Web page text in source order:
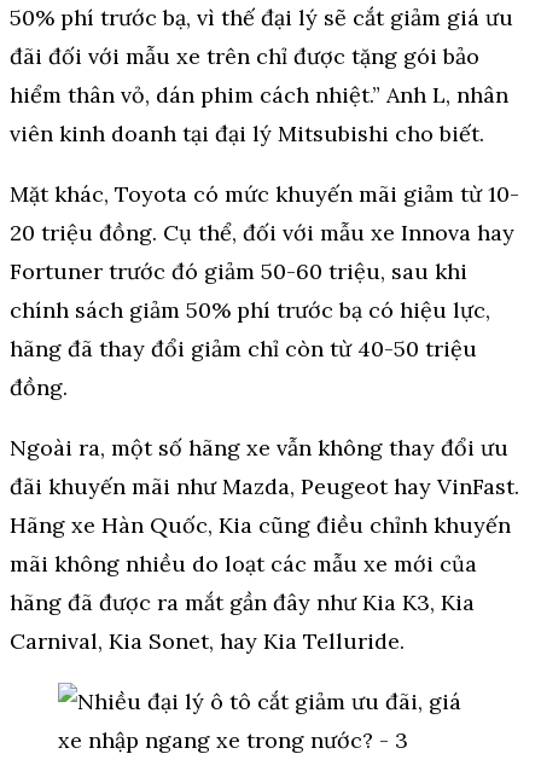
50% phí trước bạ, vì thế đại lý sẽ cắt giảm giá ưu
đãi đối với mẫu xe trên chỉ được tặng gói bảo
hiểm thân vỏ, dán phim cách nhiệt.” Anh L, nhân
viên kinh doanh tại đại lý Mitsubishi cho biết.
Mặt khác, Toyota có mức khuyến mãi giảm từ 10-
20 triệu đồng. Cụ thể, đối với mẫu xe Innova hay
Fortuner trước đó giảm 50-60 triệu, sau khi
chính sách giảm 50% phí trước bạ có hiệu lực,
hãng đã thay đổi giảm chỉ còn từ 40-50 triệu
đồng.
Ngoài ra, một số hãng xe vẫn không thay đổi ưu
đãi khuyến mãi như Mazda, Peugeot hay VinFast.
Hãng xe Hàn Quốc, Kia cũng điều chỉnh khuyến
mãi không nhiều do loạt các mẫu xe mới của
hãng đã được ra mắt gần đây như Kia K3, Kia
Carnival, Kia Sonet, hay Kia Telluride.